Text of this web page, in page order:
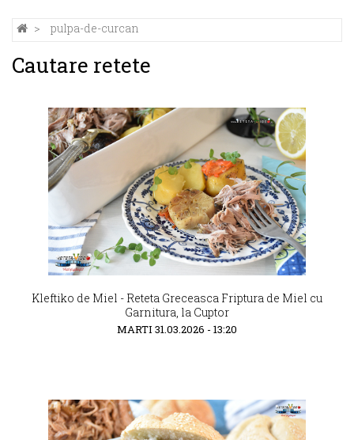
pulpa-de-curcan
Cautare retete
Kleftiko de Miel - Reteta Greceasca Friptura de Miel cu
Garnitura, la Cuptor
MARTI 31.03.2026 - 13:20